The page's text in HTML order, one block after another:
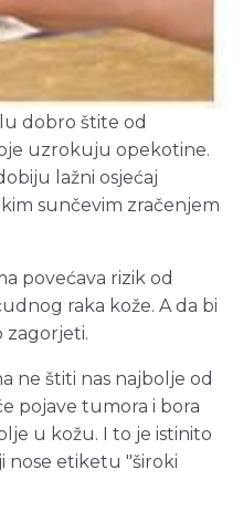
dobro štite od
uzrokuju opekotine.
lažni osjećaj
sunčevim zračenjem
povećava rizik od
raka kože. A da bi
zagorjeti.
ne štiti nas najbolje od
pojave tumora i bora
u kožu. I to je istinito
nose etiketu "široki